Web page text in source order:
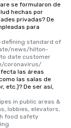
se formularon de
hechas por
privadas? De
para
defining standard of
news/hilton-
date customer
coronavirus/
las áreas
las salas de
etc.)? De ser así,
in public areas &
lobbies, elevators,
food safety